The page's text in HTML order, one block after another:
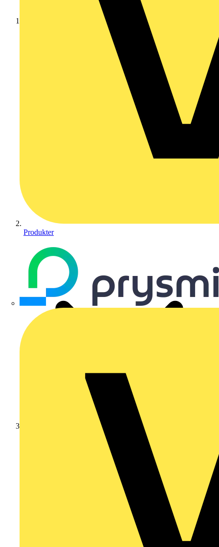
Produkter